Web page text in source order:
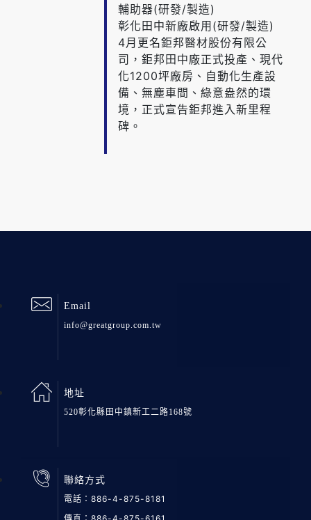
輔助器(研發/製造)
彰化田中新廠啟用(研發/製造)
4月更名鉅邦醫材股份有限公
司，鉅邦田中廠正式投產、現代
化1200坪廠房、自動化生產設
備、無塵車間、綠意盎然的環
境，正式宣告鉅邦進入新里程
碑。
Email
info@greatgroup.com.tw
地址
520彰化縣田中鎮新工二路168號
聯絡方式
電話： 886-4-875-8181